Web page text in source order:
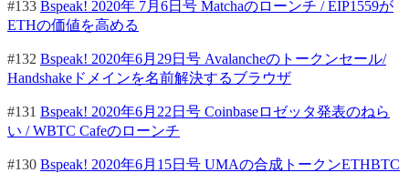
#133 Bspeak! 2020年 7月6日号 Matchaのローンチ / EIP1559が
ETHの価値を高める
#132 Bspeak! 2020年6月29日号 Avalancheのトークンセール/
Handshakeドメインを名前解決するブラウザ
#131 Bspeak! 2020年6月22日号 Coinbaseロゼッタ発表のねら
い / WBTC Cafeのローンチ
#130 Bspeak! 2020年6月15日号 UMAの合成トークンETHBTC